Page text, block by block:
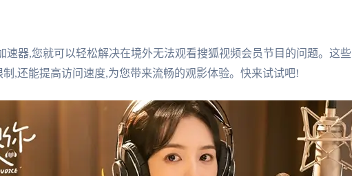
速器,您就可以轻松解决在境外无法观看搜狐视频会员节目的问题。这些
,还能提高访问速度,为您带来流畅的观影体验。快来试试吧!